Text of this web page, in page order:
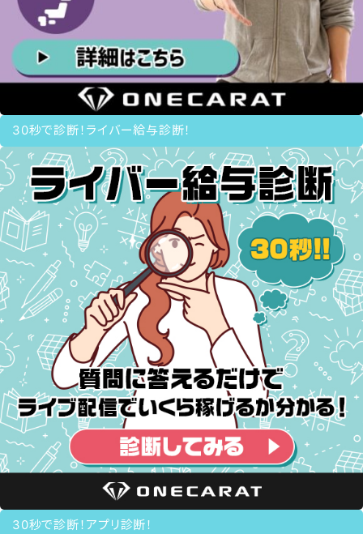
30秒で診断！ライバー給与診断！
30秒で診断！アプリ診断！